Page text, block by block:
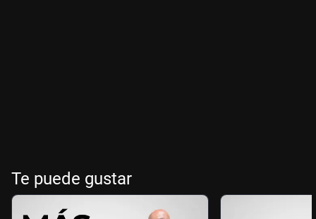
Te puede gustar